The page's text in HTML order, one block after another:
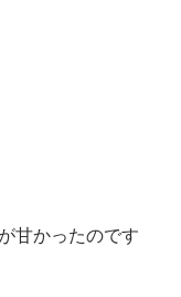
甘かったのです